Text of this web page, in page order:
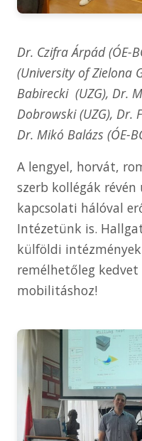
Dr. Czifra Árpád (ÓE-
(University of Zielona
Babirecki (UZG), Dr.
Dobrowski (UZG), Dr.
Dr. Mikó Balázs (ÓE-
A lengyel, horvát,
szerb kollégák
kapcsolati hálóval
Intézetünk is.
külföldi
remélhetőleg
mobilitáshoz!